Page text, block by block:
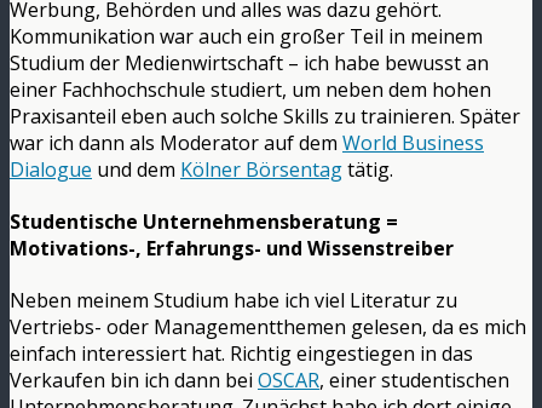
Werbung, Behörden und alles was dazu gehört.
Kommunikation war auch ein großer Teil in meinem
Studium der Medienwirtschaft – ich habe bewusst an
einer Fachhochschule studiert, um neben dem hohen
Praxisanteil eben auch solche Skills zu trainieren. Später
war ich dann als Moderator auf dem World Business
Dialogue und dem Kölner Börsentagtätig.
Studentische Unternehmensberatung =
Motivations-, Erfahrungs- und Wissenstreiber
Neben meinem Studium habe ich viel Literatur zu
Vertriebs- oder Managementthemen gelesen, da es mich
einfach interessiert hat. Richtig eingestiegen in das
Verkaufen bin ich dann bei OSCAR, einer studentischen